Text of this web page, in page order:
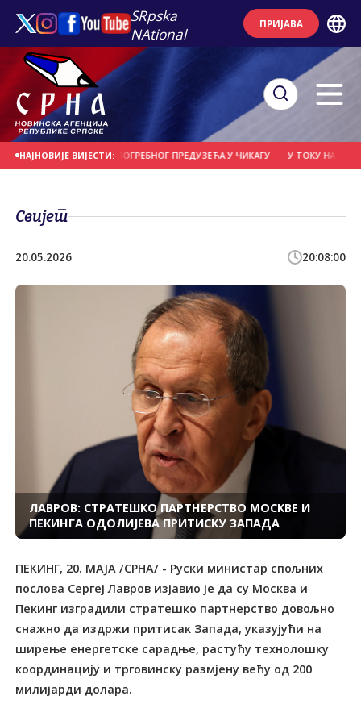
SRpska
NAtional
ПРИЈАВА
НАЈНОВИЈЕ ВИЈЕСТИ:
У ПОДРУМУ ПОГРЕБНОГ ПРЕДУЗЕЋА У ЧИКАГУ У ТОКУ НАДЗОР
Свијет
20.05.2026 20:08:00
ЛАВРОВ: СТРАТЕШКО ПАРТНЕРСТВО МОСКВЕ И
ПЕКИНГА ОДОЛИЈЕВА ПРИТИСКУ ЗАПАДА
ПЕКИНГ, 20. МАЈА /СРНА/ - Руски министар спољних
послова Сергеј Лавров изјавио је да су Москва и
Пекинг изградили стратешко партнерство довољно
снажно да издржи притисак Запада, указујући на
ширење енергетске сарадње, растућу технолошку
координацију и трговинску размјену већу од 200
милијарди долара.